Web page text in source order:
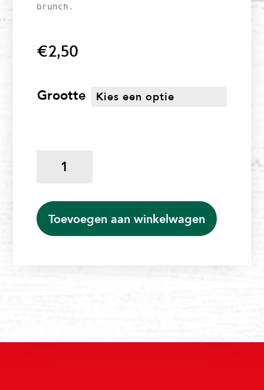
brunch.
€2,50
Grootte
ham/kaas
Toevoegen aan winkelwagen